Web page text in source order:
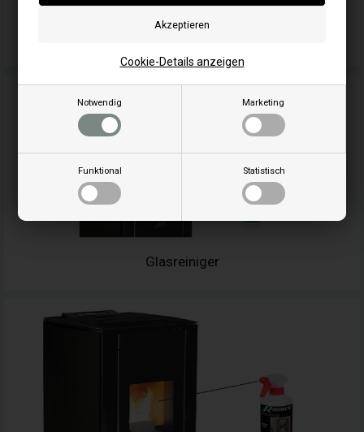
Notwendig Marketing
Funktional Statistisch
Cookie-Details anzeigen
Glasreiniger